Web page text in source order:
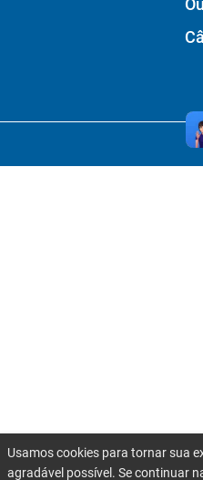
Usamos cookies para tornar sua
agradável possível. Se continuar